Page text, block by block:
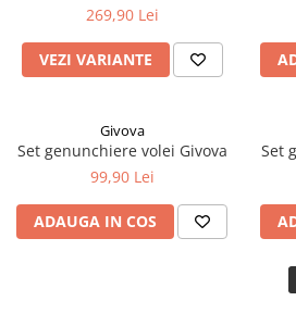
269,90 Lei
VEZI VARIANTE
Givova
Set genunchiere volei Givova
99,90 Lei
ADAUGA IN COS
Set